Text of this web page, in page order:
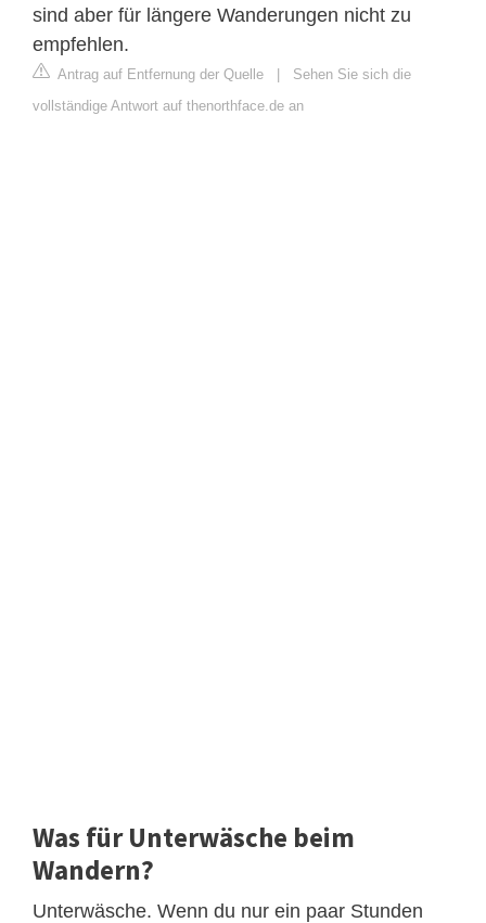
sind aber für längere Wanderungen nicht zu
empfehlen.
Antrag auf Entfernung der Quelle | Sehen Sie sich die
vollständige Antwort auf thenorthface.de an
Was für Unterwäsche beim
Wandern?
Unterwäsche. Wenn du nur ein paar Stunden